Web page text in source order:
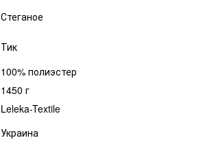
Стеганое
Тик
100% полиэстер
1450 г
Leleka-Textile
Украина